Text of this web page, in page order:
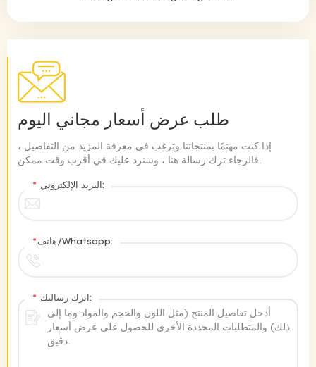
طلب عرض أسعار مجاني اليوم
إذا كنت مهتمًا بمنتجاتنا وترغب في معرفة المزيد من التفاصيل ،
فالرجاء ترك رسالة هنا ، وسنرد عليك في أقرب وقت ممكن.
* البريد الإلكتروني:
* هاتف/Whatsapp:
* اترك رسالتك: